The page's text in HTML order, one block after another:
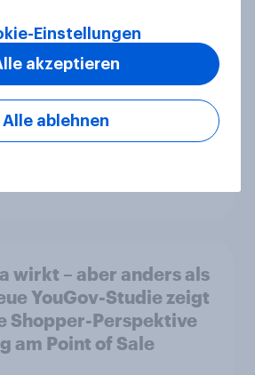
mit YouGov Shopper
in der
wirkt – aber anders als
YouGov-Studie zeigt
Shopper-Perspektive
am Point of Sale
Einstellungen
Alle ablehnen
akzeptieren